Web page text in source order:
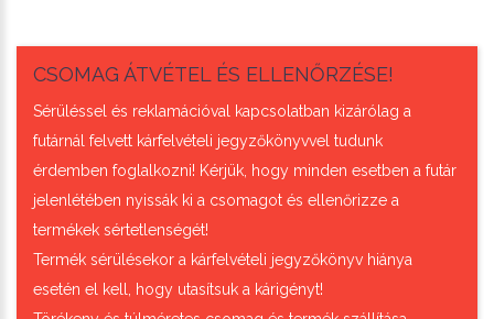
CSOMAG ÁTVÉTEL ÉS ELLENŐRZÉSE!
Sérüléssel és reklamációval kapcsolatban kizárólag a
futárnál felvett kárfelvételi jegyzőkönyvvel tudunk
érdemben foglalkozni! Kérjük, hogy minden esetben a futár
jelenlétében nyissák ki a csomagot és ellenőrizze a
termékek sértetlenségét!
Termék sérülésekor a kárfelvételi jegyzőkönyv hiánya
esetén el kell, hogy utasítsuk a kárigényt!